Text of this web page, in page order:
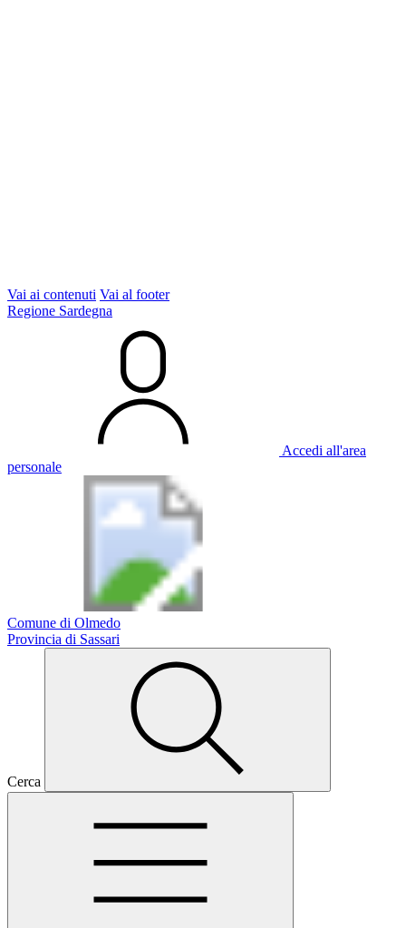
Vai ai contenuti Vai al footer
Regione Sardegna
Accedi all'area
personale
Comune di Olmedo
Provincia di Sassari
Cerca